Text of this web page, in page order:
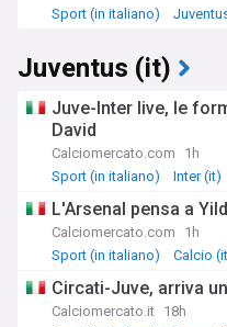
Sport (in italiano)
Juventus (it)
Juve-Inter live, le
David
Calciomercato.com
1h
Sport (in italiano)
Inter (it)
L'Arsenal pensa a
Calciomercato.com
1h
Sport (in italiano)
Calcio
Circati-Juve, arriva
Calciomercato.it 18h